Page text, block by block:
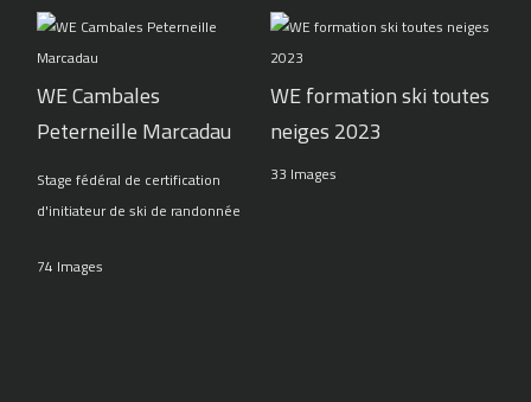
WE Cambales
Peterneille Marcadau
Stage fédéral de certification
d'initiateur de ski de randonnée
74 Images
WE formation ski toutes
neiges 2023
33 Images